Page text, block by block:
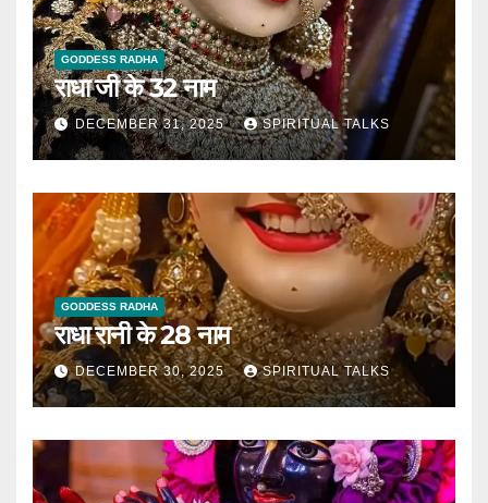
GODDESS RADHA
राधा जी के 32 नाम
DECEMBER 31, 2025 SPIRITUAL TALKS
GODDESS RADHA
राधा रानी के 28 नाम
DECEMBER 30, 2025 SPIRITUAL TALKS